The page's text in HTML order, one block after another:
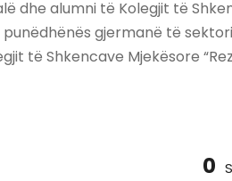
dhe alumni të Kolegjit të
gjermanë të
të Shkencave Mjekësore
0